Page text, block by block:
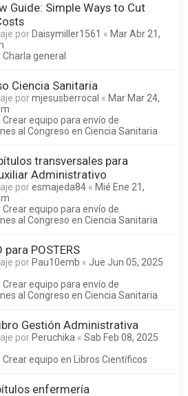
Guide: Simple Ways to Cut
por Daisymiller1561 « Mar Abr 21,
Charla general
Ciencia Sanitaria
pormjesusberrocal « Mar Mar 24,
Crear equipo para envío de
al Congreso en Ciencia Sanitaria
transversales para
Administrativo
poresmajeda84 « Mié Ene 21,
Crear equipo para envío de
al Congreso en Ciencia Sanitaria
para POSTERS
por Pau10emb « Jue Jun 05, 2025
Crear equipo para envío de
al Congreso en Ciencia Sanitaria
Gestión Administrativa
por Peruchika « Sab Feb 08, 2025
Crear equipo en Libros Científicos
enfermería